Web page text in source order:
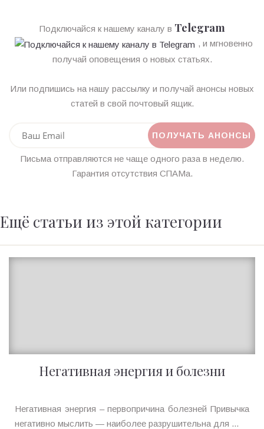
Подключайся к нашему каналу в Telegram
, и мгновенно
получай оповещения о новых статьях.
Или подпишись на нашу рассылку и получай анонсы новых
статей в свой почтовый ящик.
Письма отправляются не чаще одного раза в неделю.
Гарантия отсутствия СПАМа.
Ещё статьи из этой категории
Негативная энергия и болезни
Ирина
MagicTantra
Негативная энергия – первопричина болезней Привычка
негативно мыслить — наиболее разрушительна для ...